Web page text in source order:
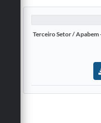
Terceiro Setor / Apabem